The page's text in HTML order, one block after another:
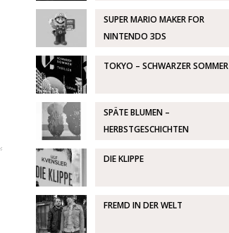
SUPER MARIO MAKER FOR
NINTENDO 3DS
TOKYO – SCHWARZER SOMMER
SPÄTE BLUMEN –
HERBSTGESCHICHTEN
DIE KLIPPE
FREMD IN DER WELT